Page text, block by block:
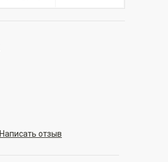
Написать отзыв